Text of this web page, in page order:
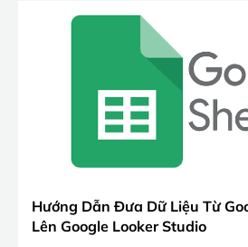
Hướng Dẫn Đưa Dữ Liệu Từ
Lên Google Looker Studio